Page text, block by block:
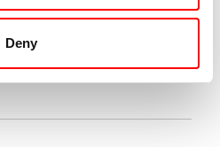
Deny
juli 2026
de Europese wetgeving voor
wordt uitgebreid
kg die internationaal